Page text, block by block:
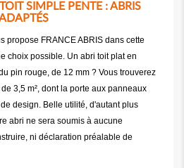
SIMPLE PENTE : ABRIS
propose FRANCE ABRIS dans cette
choix possible. Un abri toit plat en
pin rouge, de 12 mm ? Vous trouverez
3,5 m², dont la porte aux panneaux
design. Belle utilité, d'autant plus
abri ne sera soumis à aucune
ni déclaration préalable de